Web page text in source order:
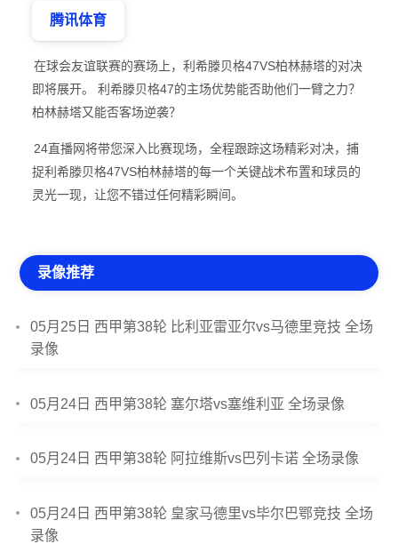
腾讯体育
在球会友谊联赛的赛场上，利希滕贝格47VS柏林赫塔的对决
即将展开。 利希滕贝格47的主场优势能否助他们一臂之力？
柏林赫塔又能否客场逆袭？
24直播网将带您深入比赛现场，全程跟踪这场精彩对决，捕
捉利希滕贝格47VS柏林赫塔的每一个关键战术布置和球员的
灵光一现，让您不错过任何精彩瞬间。
录像推荐
05月25日 西甲第38轮 比利亚雷亚尔vs马德里竞技 全场
录像
05月24日 西甲第38轮 塞尔塔vs塞维利亚 全场录像
05月24日 西甲第38轮 阿拉维斯vs巴列卡诺 全场录像
05月24日 西甲第38轮 皇家马德里vs毕尔巴鄂竞技 全场
录像